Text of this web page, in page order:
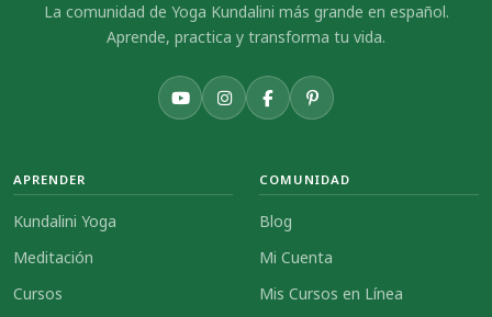
La comunidad de Yoga Kundalini más grande en español.
Aprende, practica y transforma tu vida.
APRENDER
Kundalini Yoga
Meditación
Cursos
COMUNIDAD
Blog
Mi Cuenta
Mis Cursos en Línea